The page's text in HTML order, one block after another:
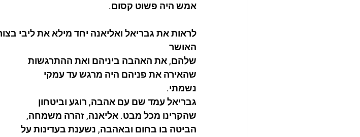
אמש היה פשוט קסום.
לראות את גבריאל ואליאנה יחד מילא את ליבי
האושר
שלהם, את האהבה ביניהם ואת ההתרגשות
שהאירה את פניהם היה מרגש עד עמקי
נשמתי.
גבריאל עמד שם עם אהבה, רוגע וביטחון
שהקרינו מכל מבט. אליאנה, זהרה משמחה,
הביטה בו בחום ובאהבה, נשענת בעדינות על